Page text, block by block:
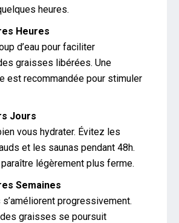
heures.
Heures
d’eau pour faciliter
graisses libérées. Une
est recommandée pour stimuler
Jours
vous hydrater. Évitez les
et les saunas pendant 48h.
légèrement plus ferme.
Semaines
progressivement.
des graisses se poursuit